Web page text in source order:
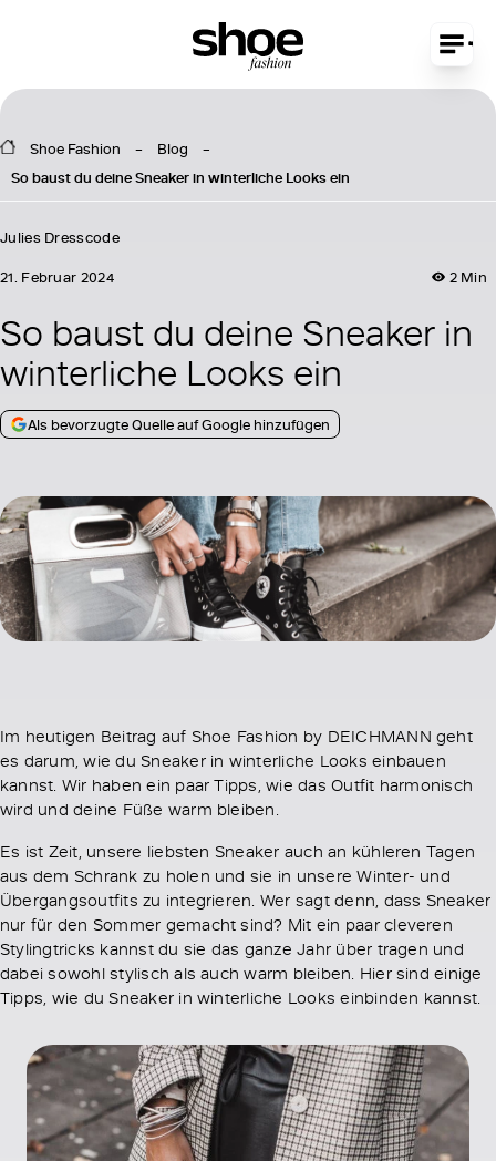
Shoe Fashion
Blog
So baust du deine Sneaker in winterliche Looks ein
Julies Dresscode
2 Min
21. Februar 2024
So baust du deine Sneaker in
winterliche Looks ein
Als bevorzugte Quelle auf Google hinzufügen
Im heutigen Beitrag auf Shoe Fashion by DEICHMANN geht
es darum, wie du Sneaker in winterliche Looks einbauen
kannst. Wir haben ein paar Tipps, wie das Outfit harmonisch
wird und deine Füße warm bleiben.
Es ist Zeit, unsere liebsten Sneaker auch an kühleren Tagen
aus dem Schrank zu holen und sie in unsere Winter- und
Übergangsoutfits zu integrieren. Wer sagt denn, dass Sneaker
nur für den Sommer gemacht sind? Mit ein paar cleveren
Stylingtricks kannst du sie das ganze Jahr über tragen und
dabei sowohl stylisch als auch warm bleiben. Hier sind einige
Tipps, wie du Sneaker in winterliche Looks einbinden kannst.